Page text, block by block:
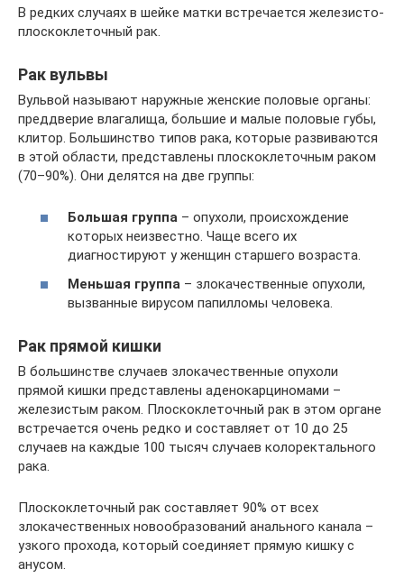
В редких случаях в шейке матки встречается железисто-
плоскоклеточный рак.
Рак вульвы
Вульвой называют наружные женские половые органы:
преддверие влагалища, большие и малые половые губы,
клитор. Большинство типов рака, которые развиваются
в этой области, представлены плоскоклеточным раком
(70–90%). Они делятся на две группы:
Большая группа – опухоли, происхождение
которых неизвестно. Чаще всего их
диагностируют у женщин старшего возраста.
Меньшая группа – злокачественные опухоли,
вызванные вирусом папилломы человека.
Рак прямой кишки
В большинстве случаев злокачественные опухоли
прямой кишки представлены аденокарциномами –
железистым раком. Плоскоклеточный рак в этом органе
встречается очень редко и составляет от 10 до 25
случаев на каждые 100 тысяч случаев колоректального
рака.
Плоскоклеточный рак составляет 90% от всех
злокачественных новообразований анального канала –
узкого прохода, который соединяет прямую кишку с
анусом.